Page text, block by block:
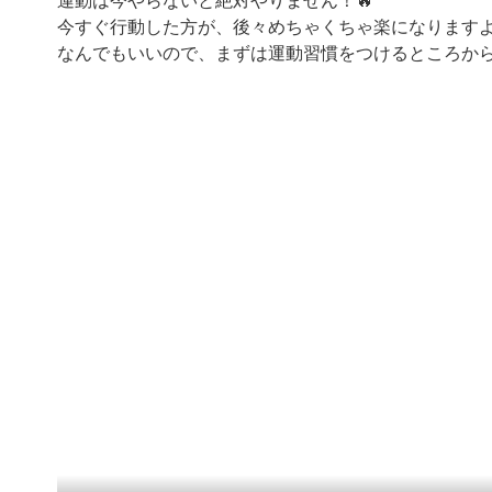
今すぐ行動した方が、後々めちゃくちゃ楽になります
なんでもいいので、まずは運動習慣をつけるところか